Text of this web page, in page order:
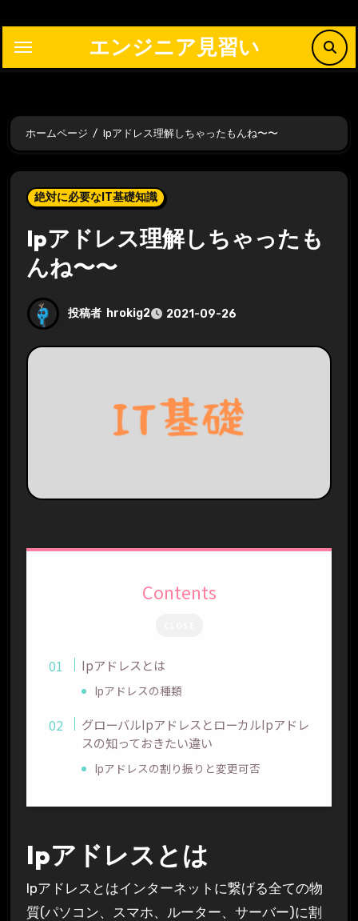
ッ
プ
エンジニア見習い
ホームページ Ipアドレス理解しちゃったもんね〜〜
絶対に必要なIT基礎知識
Ipアドレス理解しちゃったも
んね〜〜
投稿者 hrokig2 2021-09-26
Contents
Ipアドレスとは
Ipアドレスの種類
グローバルIpアドレスとローカルIpアドレ
スの知っておきたい違い
Ipアドレスの割り振りと変更可否
Ipアドレスとは
Ipアドレスとはインターネットに繋げる全ての物
質(パソコン、スマホ、ルーター、サーバー)に割